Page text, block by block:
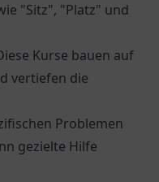
"Sitz", "Platz" und
Kurse bauen auf
vertiefen die
Problemen
gezielte Hilfe